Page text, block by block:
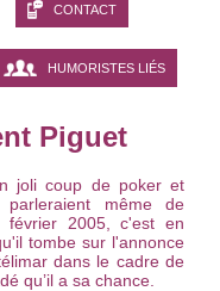
CONTACT
HUMORISTES LIÉS
Piguet
joli coup de poker et
même de
février 2005, c'est en
tombe sur l'annonce
dans le cadre de
qu’il a sa chance.